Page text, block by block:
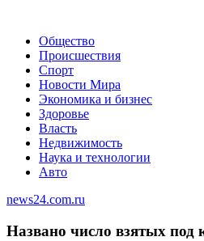
Общество
Происшествия
Спорт
Новости Мира
Экономика и бизнес
Здоровье
Власть
Недвижимость
Наука и технологии
Авто
news24.com.ru
Названо число взятых под